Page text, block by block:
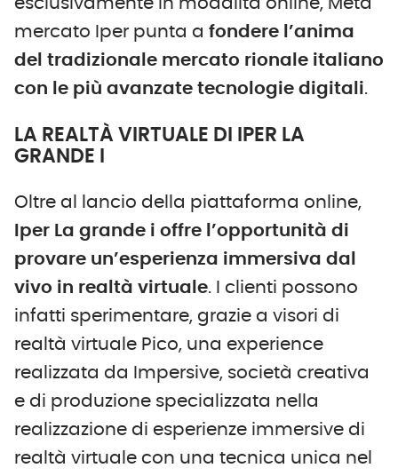
esclusivamente in modalità online, Meta
mercato Iper punta a fondere l’anima
del tradizionale mercato rionale italiano
con le più avanzate tecnologie digitali.
LA REALTÀ VIRTUALE DI IPER LA
GRANDE I
Oltre al lancio della piattaforma online,
Iper La grande i offre l’opportunità di
provare un’esperienza immersiva dal
vivo in realtà virtuale. I clienti possono
infatti sperimentare, grazie a visori di
realtà virtuale Pico, una experience
realizzata da Impersive, società creativa
e di produzione specializzata nella
realizzazione di esperienze immersive di
realtà virtuale con una tecnica unica nel